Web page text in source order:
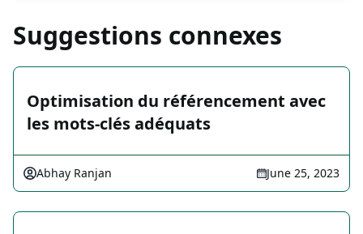
Suggestions connexes
Optimisation du référencement avec
les mots-clés adéquats
Abhay Ranjan June 25, 2023